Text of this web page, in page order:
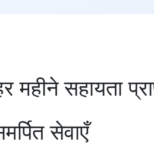
महीने सहायता
सेवाएँ